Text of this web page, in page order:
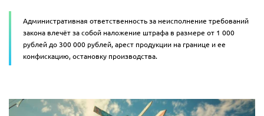
Административная ответственность за неисполнение требований
закона влечёт за собой наложение штрафа в размере от 1 000
рублей до 300 000 рублей, арест продукции на границе и ее
конфискацию, остановку производства.